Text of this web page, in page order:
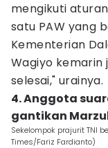
mengikuti
satu PAW yang
Kementerian
Wagiyo kemarin
selesai," urainya.
4. Anggota
gantikan
Sekelompok prajurit TNI
Times/Fariz Fardianto)